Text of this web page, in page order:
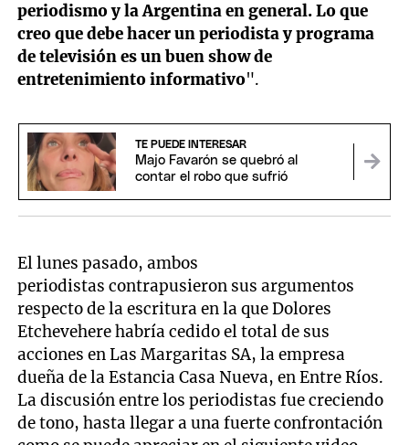
periodismo y la Argentina en general. Lo que
creo que debe hacer un periodista y programa
de televisión es un buen show de
entretenimiento informativo".
TE PUEDE INTERESAR
Majo Favarón se quebró al
contar el robo que sufrió
El lunes pasado, ambos
periodistas contrapusieron sus argumentos
respecto de la escritura en la que Dolores
Etchevehere habría cedido el total de sus
acciones en Las Margaritas SA, la empresa
dueña de la Estancia Casa Nueva, en Entre Ríos.
La discusión entre los periodistas fue creciendo
de tono, hasta llegar a una fuerte confrontación